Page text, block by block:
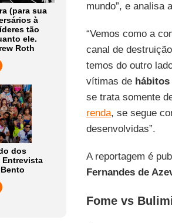
(para sua
à
tão
ele.
Roth
dos
mundo”, e analisa
“Vemos como a
canal de
temos do outro
vítimas de hábitos
se trata somente
renda, se segue
desenvolvidas”.
A reportagem é
Fernandes de
Fome vs